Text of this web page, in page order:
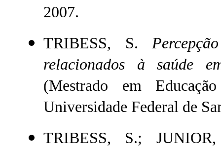
2007.
TRIBESS, S.
relacionados à saúde
(Mestrado em
Universidade Federal de
TRIBESS, S.;